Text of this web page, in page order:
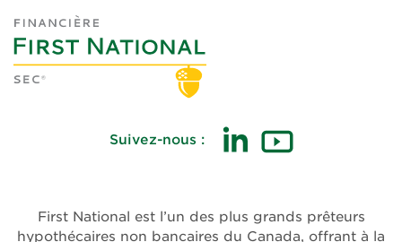
Suivez-nous :
First National est l’un des plus grands prêteurs
hypothécaires non bancaires du Canada, offrant à la